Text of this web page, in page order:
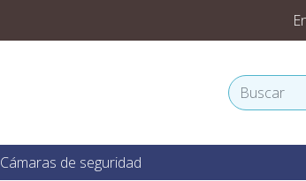
Cámaras de seguridad